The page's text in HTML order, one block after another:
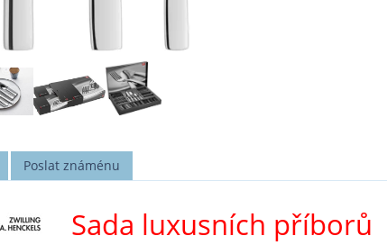
Poslat známénu
Sada luxusních příborů